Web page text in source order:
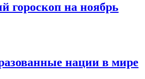
гороскоп на ноябрь
нации в мире